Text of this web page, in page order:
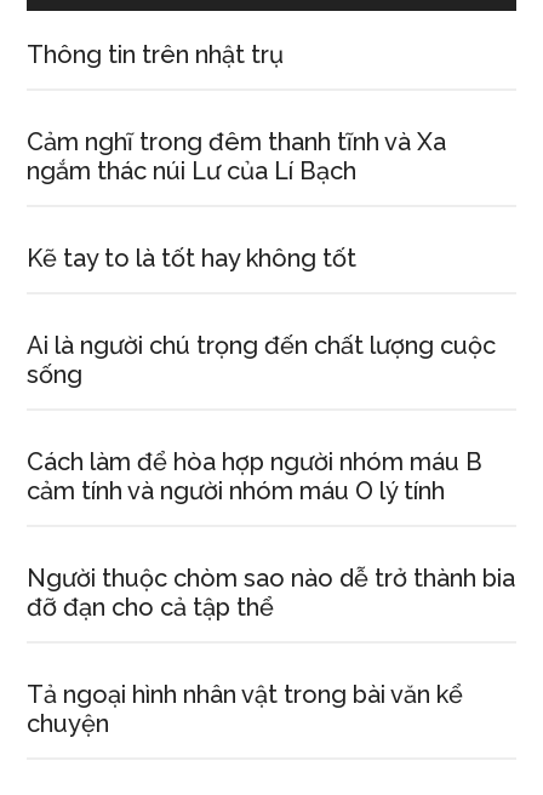
Thông tin trên nhật trụ
Cảm nghĩ trong đêm thanh tĩnh và Xa
ngắm thác núi Lư của Lí Bạch
Kẽ tay to là tốt hay không tốt
Ai là người chú trọng đến chất lượng cuộc
sống
Cách làm để hòa hợp người nhóm máu B
cảm tính và người nhóm máu O lý tính
Người thuộc chòm sao nào dễ trở thành bia
đỡ đạn cho cả tập thể
Tả ngoại hình nhân vật trong bài văn kể
chuyện